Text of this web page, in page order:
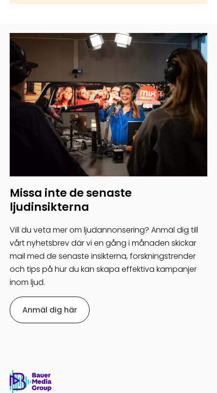
Missa inte de senaste
ljudinsikterna
Vill du veta mer om ljudannonsering? Anmäl dig till
vårt nyhetsbrev där vi en gång i månaden skickar
mail med de senaste insikterna, forskningstrender
och tips på hur du kan skapa effektiva kampanjer
inom ljud.
Anmäl dig här